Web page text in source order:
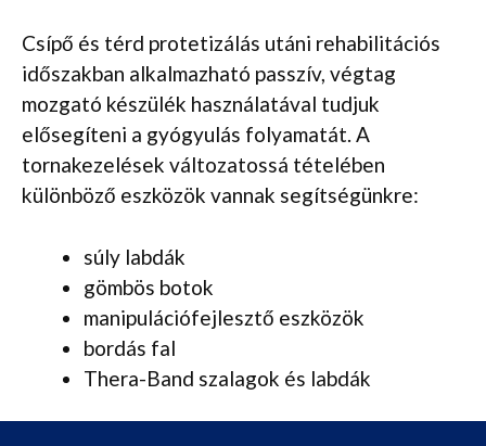
Csípő és térd protetizálás utáni rehabilitációs
időszakban alkalmazható passzív, végtag
mozgató készülék használatával tudjuk
elősegíteni a gyógyulás folyamatát. A
tornakezelések változatossá tételében
különböző eszközök vannak segítségünkre:
súly labdák
gömbös botok
manipulációfejlesztő eszközök
bordás fal
Thera-Band szalagok és labdák